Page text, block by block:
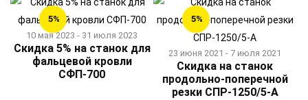
5%
10 мая 2023 - 31 июля 2023
Скидка 5% на станок для
фальцевой кровли
СФП-700
5%
23 июня 2021 - 7 июля 2021
Скидка на станок
продольно-поперечной
резки СПР-1250/5-А